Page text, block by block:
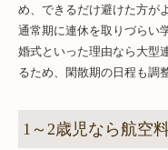
め、できるだけ避けた方が
通常期に連休を取りづらい
婚式といった理由なら大型
るため、閑散期の日程も調
1～2歳児なら航空